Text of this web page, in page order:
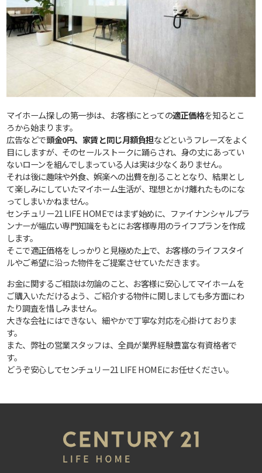
マイホーム探しの第一歩は、お客様にとっての適正価格を知るとこ
ろから始まります。
広告などで頭金0円、家賃と同じ月額負担などというフレーズをよく
目にしますが、そのセールストークに踊らされ、身の丈にあってい
ないローンを組んでしまっている人は実は少なくありません。
それは後に趣味や外食、娯楽への出費を削ることとなり、結果とし
て楽しみにしていたマイホーム生活が、理想とかけ離れたものにな
ってしまいかねません。
センチュリー21 LIFE HOMEではまず始めに、ファイナンシャルプラ
ンナーが幅広い専門知識をもとにお客様専用のライフプランを作成
します。
そこで適正価格をしっかりと見極めた上で、お客様のライフスタイ
ルやご希望に沿った物件をご提案させていただきます。
お金に関するご相談は勿論のこと、お客様に安心してマイホームを
ご購入いただけるよう、ご紹介する物件に関しましても多方面にわ
たり調査を惜しみません。
大きな会社にはできない、細やかで丁寧な対応を心掛けておりま
す。
また、弊社の営業スタッフは、全員が業界経験豊富な有資格者で
す。
どうぞ安心してセンチュリー21 LIFE HOMEにお任せください。